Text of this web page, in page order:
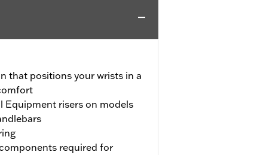
that positions your wrists in a
Equipment risers on models
required for